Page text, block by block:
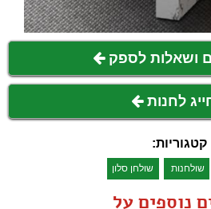
ושאלות לספק
לחנות
קטגוריות:
שולחנות שולחן סלון
נוספים על